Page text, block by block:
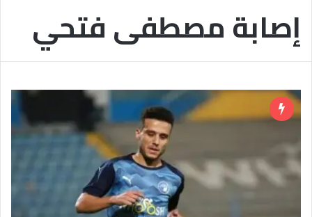
إصابة مصطفى فتحي